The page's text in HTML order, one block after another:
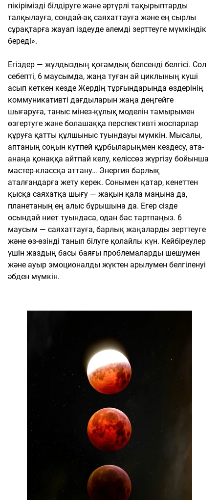
пікірімізді білдіруге және әртүрлі тақырыптарды
талқылауға, сондай-ақ саяхаттауға және ең сырлы
сұрақтарға жауап іздеуде әлемді зерттеуге мүмкіндік
береді».
Егіздер — жұлдыздың қоғамдық белсенді белгісі. Сол
себепті, 6 маусымда, жаңа туған ай циклының күші
асып кеткен кезде Жердің тұрғындарында өздерінің
коммуникативті дағдыларын жаңа деңгейге
шығаруға, таныс мінез-құлық моделін тамырымен
өзгертуге және болашаққа перспективті жоспарлар
құруға қатты құлшыныс туындауы мүмкін. Мысалы,
аптаның соңын күтпей құрбыларыңмен кездесу, ата-
анаңа қонаққа айтпай келу, келіссөз жүргізу бойынша
мастер-классқа аттану… Энергия барлық
аталғандарға жету керек. Сонымен қатар, кенеттен
қысқа саяхатқа шығу — жақын қала маңына да,
планетаның ең алыс бұрышына да. Егер сізде
осындай ниет туындаса, одан бас тартпаңыз. 6
маусым — саяхаттауға, барлық жаңаларды зерттеуге
және өз-өзінді танып білуге қолайлы күн. Кейбіреулер
үшін жаздың басы баяғы проблемаларды шешумен
және ауыр эмоционалды жүктен арылумен белгіленуі
әбден мүмкін.